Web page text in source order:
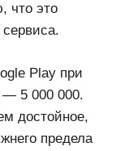
что это
Play при
— 5 000 000.
достойное,
предела